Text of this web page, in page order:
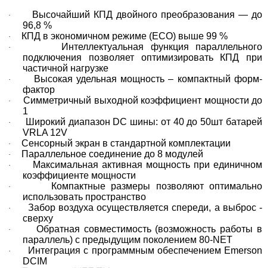
·
Высочайший КПД двойного преобразования — до
96,8 %
· КПД в экономичном режиме (ECO) выше 99 %
·
Интеллектуальная функция параллельного
подключения позволяет оптимизировать КПД при
частичной нагрузке
·
Высокая удельная мощность – компактный форм-
фактор
·
Симметричный выходной коэффициент мощности до
1
·
Широкий диапазон DC шины: от 40 до 50шт батарей
VRLA 12V
· Сенсорный экран в стандартной комплектации
· Параллельное соединение до 8 модулей
·
Максимальная активная мощность при единичном
коэффициенте мощности
·
Компактные размеры позволяют оптимально
использовать пространство
·
Забор воздуха осуществляется спереди, а выброс -
сверху
·
Обратная совместимость (возможность работы в
параллель) с предыдущим поколением 80-NET
·
Интеграция с программным обеспечением Emerson
DCIM